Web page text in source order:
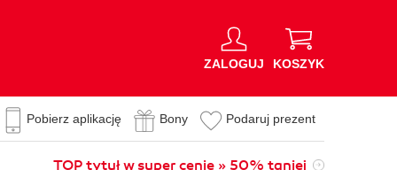
ZALOGUJ KOSZYK
Pobierz aplikację Bony Podaruj prezent
TOP tytuł w super cenie » 50% taniej